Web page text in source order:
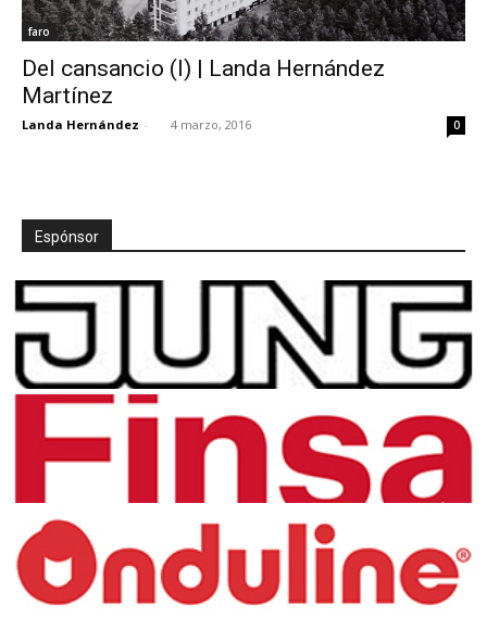
faro
Del cansancio (I) | Landa Hernández
Martínez
Landa Hernández - 4 marzo, 2016 0
Espónsor